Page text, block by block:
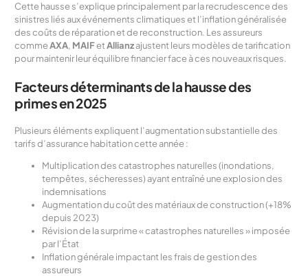
Cette hausse s’explique principalement par la recrudescence des
sinistres liés aux événements climatiques et l’inflation généralisée
des coûts de réparation et de reconstruction. Les assureurs
commeAXA, MAIFetAllianzajustent leurs modèles de tarification
pour maintenir leur équilibre financier face à ces nouveaux risques.
Facteurs déterminants de la hausse des
primes en 2025
Plusieurs éléments expliquent l’augmentation substantielle des
tarifs d’assurance habitation cette année :
Multiplication des catastrophes naturelles (inondations,
tempêtes, sécheresses) ayant entraîné une explosion des
indemnisations
Augmentation du coût des matériaux de construction (+18%
depuis 2023)
Révision de la surprime « catastrophes naturelles » imposée
par l’État
Inflation générale impactant les frais de gestion des
assureurs